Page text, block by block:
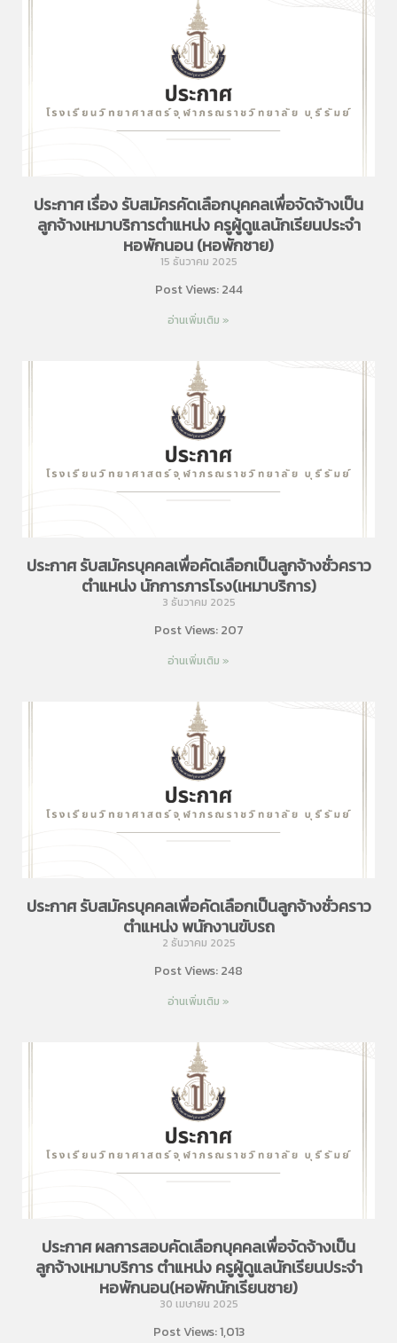
ประกาศ เรื่อง รับสมัครคัดเลือกบุคคลเพื่อจัดจ้างเป็น
ลูกจ้างเหมาบริการตำแหน่ง ครูผู้ดูแลนักเรียนประจำ
หอพักนอน (หอพักชาย)
15 ธันวาคม 2025
Post Views: 244
อ่านเพิ่มเติม »
ประกาศ รับสมัครบุคคลเพื่อคัดเลือกเป็นลูกจ้างชั่วคราว
ตำแหน่ง นักการภารโรง(เหมาบริการ)
3 ธันวาคม 2025
Post Views: 207
อ่านเพิ่มเติม »
ประกาศ รับสมัครบุคคลเพื่อคัดเลือกเป็นลูกจ้างชั่วคราว
ตำแหน่ง พนักงานขับรถ
2 ธันวาคม 2025
Post Views: 248
อ่านเพิ่มเติม »
ประกาศ ผลการสอบคัดเลือกบุคคลเพื่อจัดจ้างเป็น
ลูกจ้างเหมาบริการ ตำแหน่ง ครูผู้ดูแลนักเรียนประจำ
หอพักนอน(หอพักนักเรียนชาย)
30 เมษายน 2025
Post Views: 1,013